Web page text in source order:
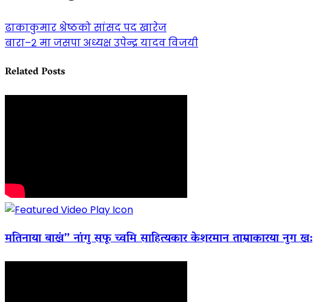
ढाकाकुमार श्रेष्ठको सांसद पद खारेज
बारा–२ मा जसपा अध्यक्ष उपेन्द्र यादव विजयी
Related Posts
मतिनाया बाखं” नांगु सफू च्वमि साहित्यकार केशरमान ताम्राकारया नुग ख: